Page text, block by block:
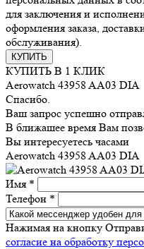
для заключения и
оформления заказа,
обслуживания).
КУПИТЬ
КУПИТЬ В 1 КЛИК
Aerowatch 43958 AA03 DIA
Спасибо.
Ваш запрос успешно
В ближашее время Вам
Вы интересуетесь часами
Aerowatch 43958 AA03 DIA
Имя *
Телефон *
Нажимая на кнопку
согласие на обработку